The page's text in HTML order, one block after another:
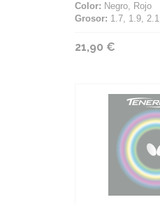
Color: Negro, Rojo
Grosor: 1.7, 1.9, 2.1
21,90 €